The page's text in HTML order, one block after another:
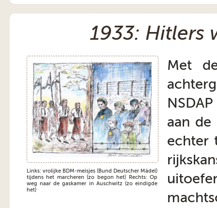
1933: Hitlers
Links: vrolijke BDM-meisjes (Bund Deutscher Mädel)
tijdens het marcheren (zo begon het) Rechts: Op
weg naar de gaskamer in Auschwitz (zo eindigde
het)
Met
aan
echter